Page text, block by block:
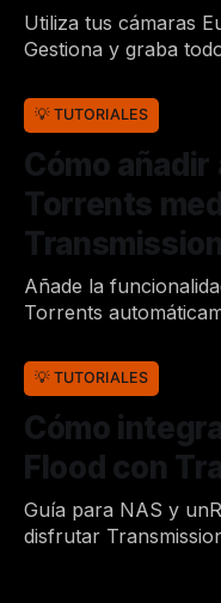
Utiliza tus cámaras
Gestiona y graba
💡 TUTORIALES
Cómo
Torrents
Transmission
Añade la
Torrents
💡 TUTORIALES
Cómo
Flood con
Guía para NAS y
disfrutar